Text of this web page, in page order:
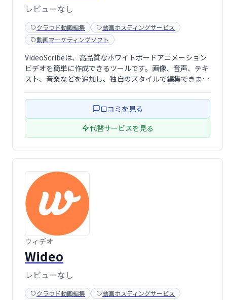
レビューなし
クラウド動画編集
動画ホスティングサービス
動画マーケティングソフト
VideoScribeは、高品質なホワイトボードアニメーション
ビデオを簡単に作成できるツールです。画像、音声、テキ
スト、音楽などを追加し、独自のスタイルで編集できま
覚的に分かりやすく伝えられます。複雑な操作は不要で、
直感的なインターフェースで誰でも …
口コミを見る
代替サービスを見る
ウィデオ
Wideo
レビューなし
クラウド動画編集
動画ホスティングサービス